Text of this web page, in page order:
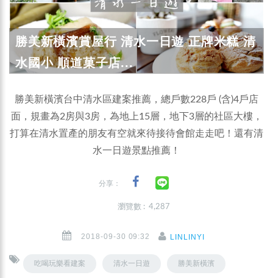
勝美新橫濱賞屋行 清水一日遊 正牌米糕 清
水國小 順道菓子店...
勝美新橫濱台中清水區建案推薦，總戶數228戶 (含)4戶店
面，規畫為2房與3房，為地上15層，地下3層的社區大樓，
打算在清水置產的朋友有空就來待接待會館走走吧！還有清
水一日遊景點推薦！
分享：
瀏覽數 : 4,287
2018-09-30 09:32 LINLINYI
吃喝玩樂看建案 清水一日遊 勝美新橫濱